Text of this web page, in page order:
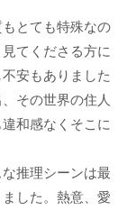
とても特殊なの
てくださる方に
安もありました
その世界の住人
和感なくそこに
推理シーンは最
した。熱意、愛